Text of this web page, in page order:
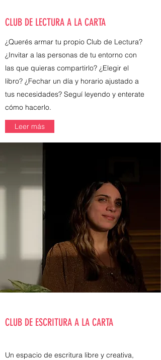
CLUB DE LECTURA A LA CARTA
¿Querés armar tu propio Club de Lectura?
¿Invitar a las personas de tu entorno con
las que quieras compartirlo? ¿Elegir el
libro? ¿Fechar un día y horario ajustado a
tus necesidades? Seguí leyendo y enterate
cómo hacerlo.
Leer más
CLUB DE ESCRITURA A LA CARTA
Un espacio de escritura libre y creativa,